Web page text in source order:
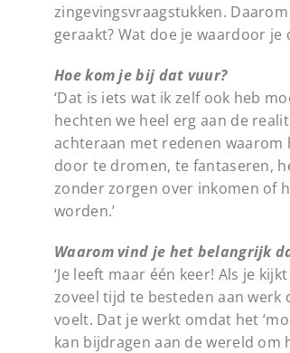
zingevingsvraagstukken.
geraakt? Wat doe je waardoor je
Hoe kom je bij dat vuur?
‘Dat is iets wat ik zelf ook heb
hechten we heel erg aan de
achteraan met redenen waarom
door te dromen, te fantaseren,
zonder zorgen over inkomen of
worden.’
Waarom vind je het belangrijk
‘Je leeft maar één keer! Als je
zoveel tijd te besteden aan werk
voelt. Dat je werkt omdat het
kan bijdragen aan de wereld